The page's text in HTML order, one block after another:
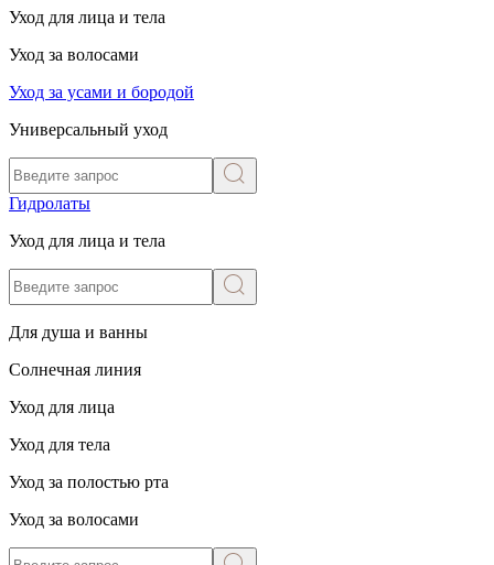
Уход для лица и тела
Уход за волосами
Уход за усами и бородой
Универсальный уход
Гидролаты
Уход для лица и тела
Для душа и ванны
Солнечная линия
Уход для лица
Уход для тела
Уход за полостью рта
Уход за волосами